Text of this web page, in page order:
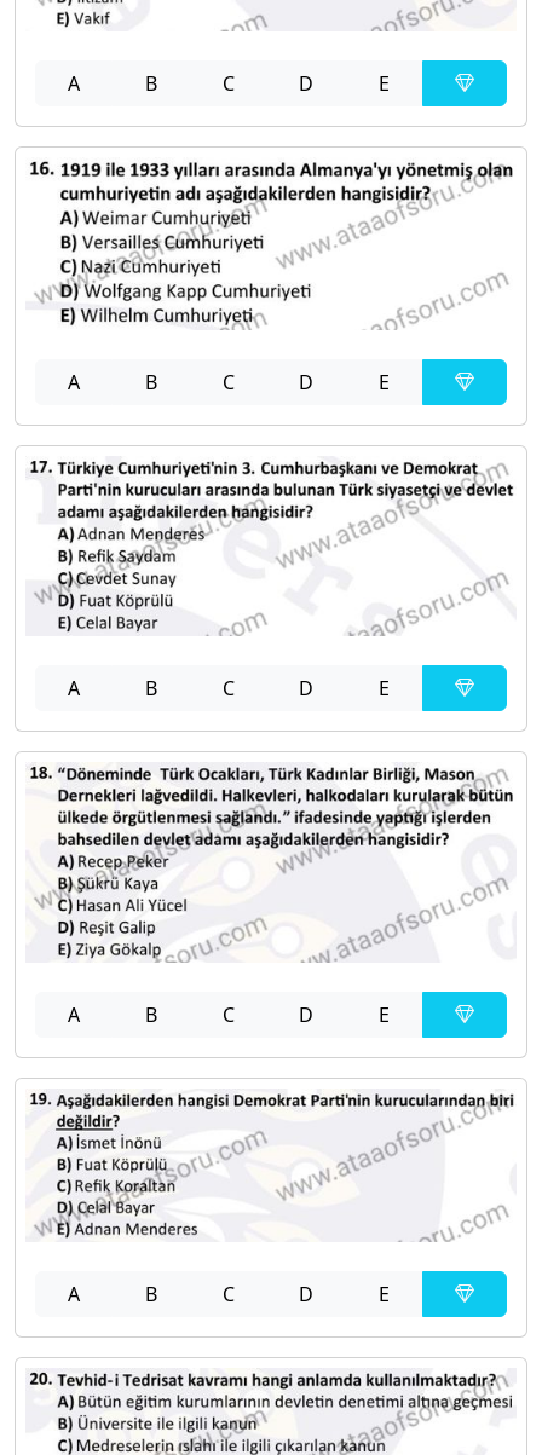
A B C D E
A B C D E
A B C D E
A B C D E
A B C D E